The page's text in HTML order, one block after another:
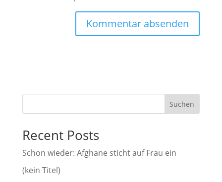
r
t
i
e
Suchen
Recent Posts
Schon wieder: Afghane sticht auf Frau ein
(kein Titel)